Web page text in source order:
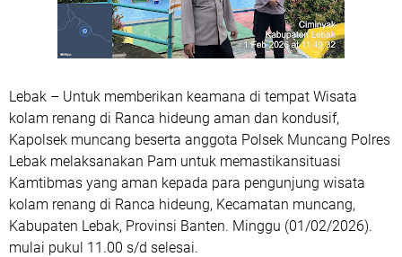
Lebak – Untuk memberikan keamana di tempat Wisata
kolam renang di Ranca hideung aman dan kondusif,
Kapolsek muncang beserta anggota Polsek Muncang Polres
Lebak melaksanakan Pam untuk memastikansituasi
Kamtibmas yang aman kepada para pengunjung wisata
kolam renang di Ranca hideung, Kecamatan muncang,
Kabupaten Lebak, Provinsi Banten. Minggu (01/02/2026).
mulai pukul 11.00 s/d selesai.